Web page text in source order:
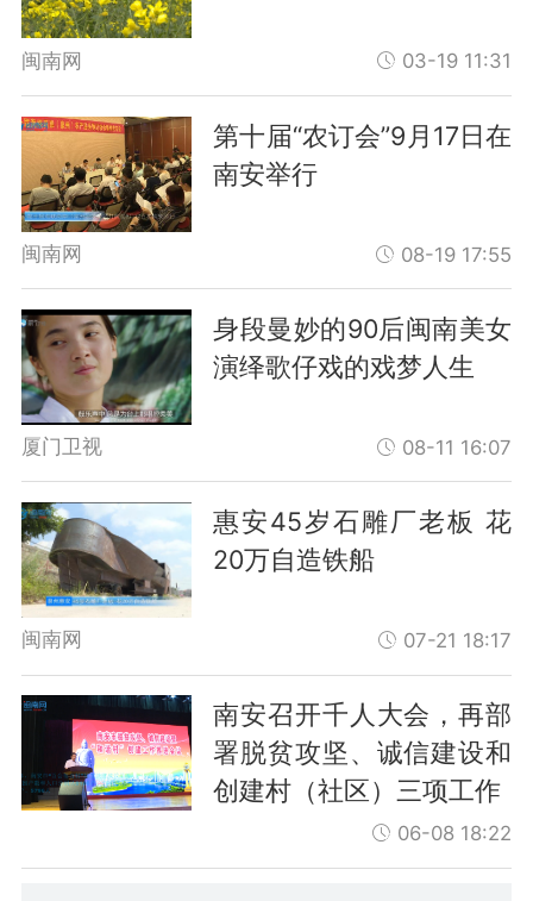
闽南网 03-19 11:31
第十届“农订会”9月17日在
南安举行
闽南网 08-19 17:55
身段曼妙的90后闽南美女
演绎歌仔戏的戏梦人生
厦门卫视 08-11 16:07
惠安45岁石雕厂老板 花
20万自造铁船
闽南网 07-21 18:17
南安召开千人大会，再部
署脱贫攻坚、诚信建设和
创建村（社区）三项工作
06-08 18:22